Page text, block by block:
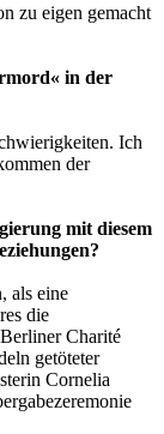
zu eigen gemacht
in der
Ich
der
mit diesem
als eine
die
Charité
getöteter
Cornelia